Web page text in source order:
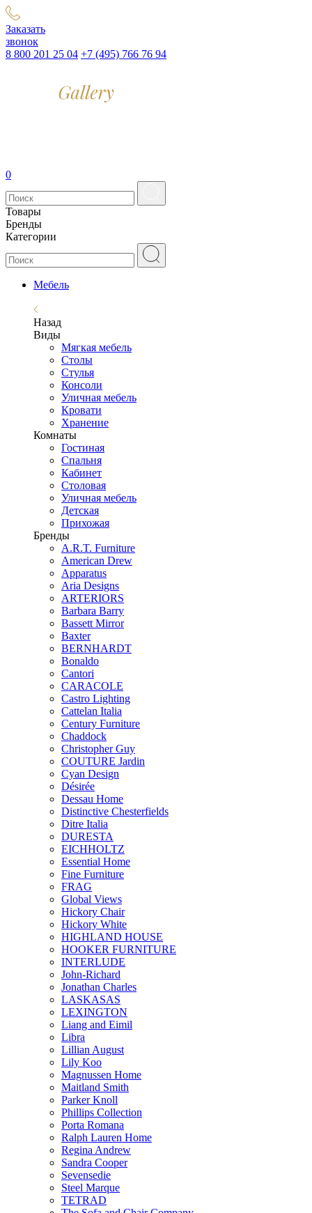
Заказать
звонок
8 800 201 25 04 +7 (495) 766 76 94
0
Товары
Бренды
Категории
Мебель
Назад
Виды
Мягкая мебель
Столы
Стулья
Консоли
Уличная мебель
Кровати
Хранение
Комнаты
Гостиная
Спальня
Кабинет
Столовая
Уличная мебель
Детская
Прихожая
Бренды
A.R.T. Furniture
American Drew
Apparatus
Aria Designs
ARTERIORS
Barbara Barry
Bassett Mirror
Baxter
BERNHARDT
Bonaldo
Cantori
CARACOLE
Castro Lighting
Cattelan Italia
Century Furniture
Chaddock
Christopher Guy
COUTURE Jardin
Cyan Design
Désirée
Dessau Home
Distinctive Chesterfields
Ditre Italia
DURESTA
EICHHOLTZ
Essential Home
Fine Furniture
FRAG
Global Views
Hickory Chair
Hickory White
HIGHLAND HOUSE
HOOKER FURNITURE
INTERLUDE
John-Richard
Jonathan Charles
LASKASAS
LEXINGTON
Liang and Eimil
Libra
Lillian August
Lily Koo
Magnussen Home
Maitland Smith
Parker Knoll
Phillips Collection
Porta Romana
Ralph Lauren Home
Regina Andrew
Sandra Cooper
Sevensedie
Steel Marque
TETRAD